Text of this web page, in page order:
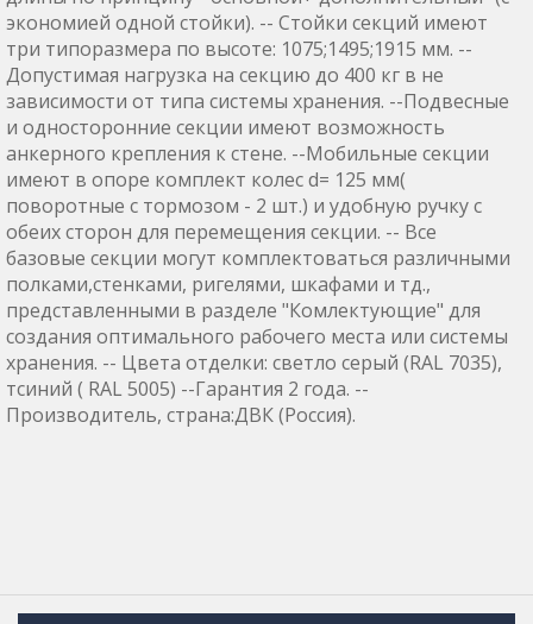
экономией одной стойки). -- Стойки секций имеют
три типоразмера по высоте: 1075;1495;1915 мм. --
Допустимая нагрузка на секцию до 400 кг в не
зависимости от типа системы хранения. --Подвесные
и односторонние секции имеют возможность
анкерного крепления к стене. --Мобильные секции
имеют в опоре комплект колес d= 125 мм(
поворотные с тормозом - 2 шт.) и удобную ручку с
обеих сторон для перемещения секции. -- Все
базовые секции могут комплектоваться различными
полками,стенками, ригелями, шкафами и тд.,
представленными в разделе "Комлектующие" для
создания оптимального рабочего места или системы
хранения. -- Цвета отделки: светло серый (RAL 7035),
тсиний ( RAL 5005) --Гарантия 2 года. --
Производитель, страна:ДВК (Россия).